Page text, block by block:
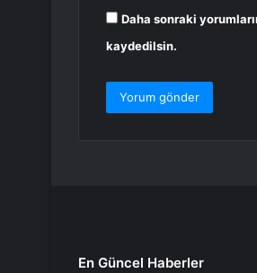
Daha sonraki
kaydedilsin.
En Güncel Haberler